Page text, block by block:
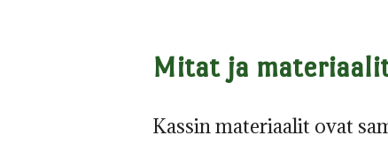
Mitat ja
Kassin materiaalit ovat